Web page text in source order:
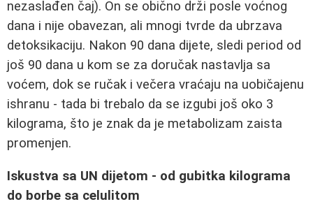
nezaslađen čaj). On se obično drži posle voćnog
dana i nije obavezan, ali mnogi tvrde da ubrzava
detoksikaciju. Nakon 90 dana dijete, sledi period od
još 90 dana u kom se za doručak nastavlja sa
voćem, dok se ručak i večera vraćaju na uobičajenu
ishranu - tada bi trebalo da se izgubi još oko 3
kilograma, što je znak da je metabolizam zaista
promenjen.
Iskustva sa UN dijetom - od gubitka kilograma
do borbe sa celulitom